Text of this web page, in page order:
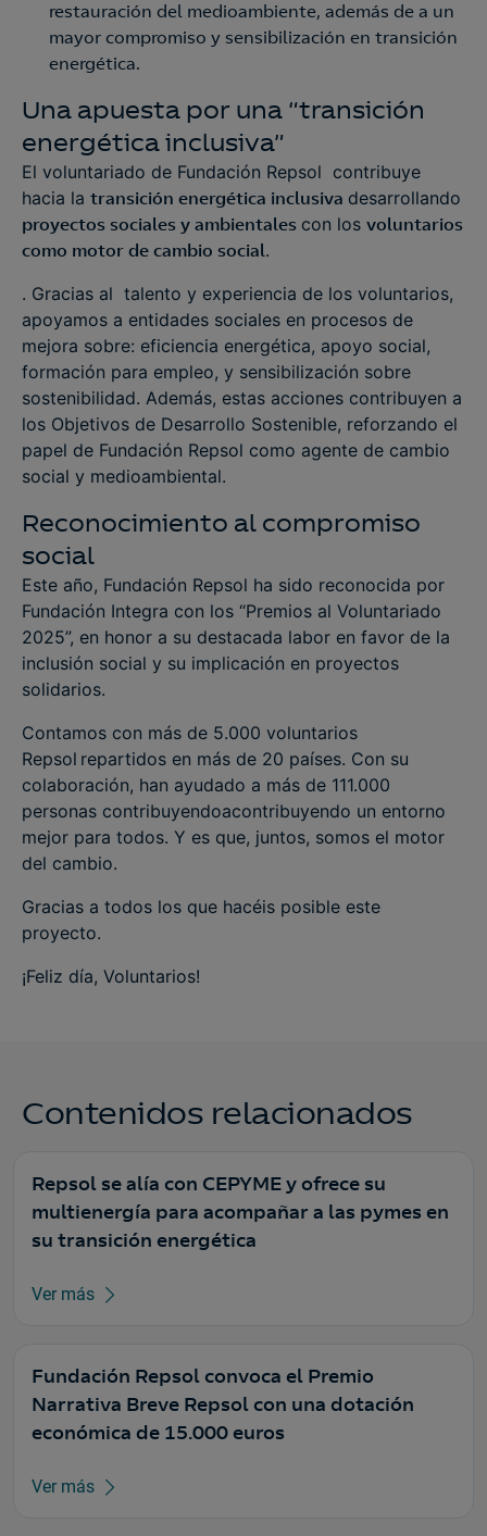
restauración del medioambiente, además de a un
mayor compromiso y sensibilización en transición
energética​.
Una apuesta por una “transición
energética inclusiva”
El voluntariado de Fundación Repsol contribuye
hacia la transición energética inclusiva desarrollando
proyectos sociales y ambientales con los voluntarios
como motor de cambio social​.
. Gracias al talento y experiencia de los voluntarios,
apoyamos a entidades sociales en procesos de
mejora sobre: eficiencia energética, apoyo social,
formación para empleo, y sensibilización sobre
sostenibilidad. Además, estas acciones contribuyen a
los Objetivos de Desarrollo Sostenible, reforzando el
papel de Fundación Repsol como agente de cambio
social y medioambiental.
Reconocimiento al compromiso
social
Este año, Fundación Repsol ha sido reconocida por
Fundación Integra con los “Premios al Voluntariado
2025”, en honor a su destacada labor en favor de la
inclusión social y su implicación en proyectos
solidarios.
Contamos con más de 5.000 voluntarios
Repsol repartidos en más de 20 países. Con su
colaboración, han ayudado a más de 111.000
personas contribuyendoacontribuyendo un entorno
mejor para todos. Y es que, juntos, somos el motor
del cambio.
Gracias a todos los que hacéis posible este
proyecto.
¡Feliz día, Voluntarios!
Contenidos relacionados
Repsol se alía con CEPYME y ofrece su
multienergía para acompañar a las pymes en
su transición energética
Ver más
Fundación Repsol convoca el Premio
Narrativa Breve Repsol con una dotación
económica de 15.000 euros
Ver más